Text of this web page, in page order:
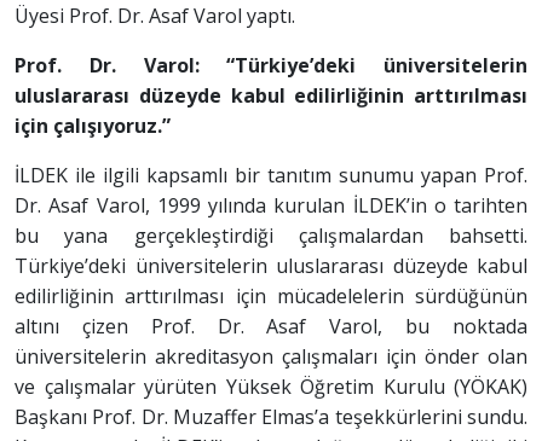
Üyesi Prof. Dr. Asaf Varol yaptı.
Prof. Dr. Varol: “Türkiye’deki üniversitelerin
uluslararası düzeyde kabul edilirliğinin arttırılması
için çalışıyoruz.”
İLDEK ile ilgili kapsamlı bir tanıtım sunumu yapan Prof.
Dr. Asaf Varol, 1999 yılında kurulan İLDEK’in o tarihten
bu yana gerçekleştirdiği çalışmalardan bahsetti.
Türkiye’deki üniversitelerin uluslararası düzeyde kabul
edilirliğinin arttırılması için mücadelelerin sürdüğünün
altını çizen Prof. Dr. Asaf Varol, bu noktada
üniversitelerin akreditasyon çalışmaları için önder olan
ve çalışmalar yürüten Yüksek Öğretim Kurulu (YÖKAK)
Başkanı Prof. Dr. Muzaffer Elmas’a teşekkürlerini sundu.